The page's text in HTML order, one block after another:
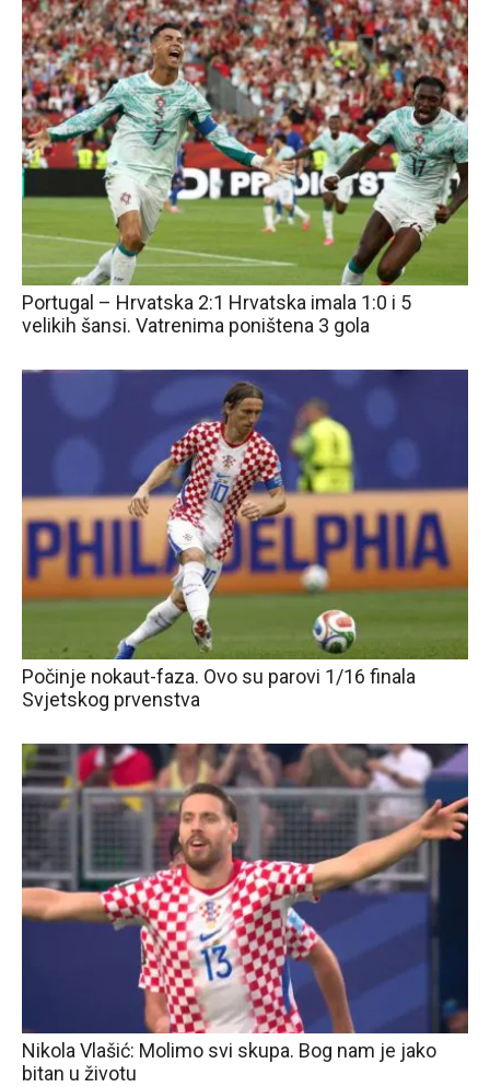
Portugal – Hrvatska 2:1 Hrvatska imala 1:0 i 5
velikih šansi. Vatrenima poništena 3 gola
Počinje nokaut-faza. Ovo su parovi 1/16 finala
Svjetskog prvenstva
Nikola Vlašić: Molimo svi skupa. Bog nam je jako
bitan u životu